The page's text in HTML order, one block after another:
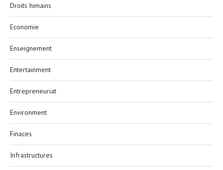
Droits himains
Economie
Enseignement
Entertainment
Entrepreneuriat
Environment
Finaces
Infrastructures